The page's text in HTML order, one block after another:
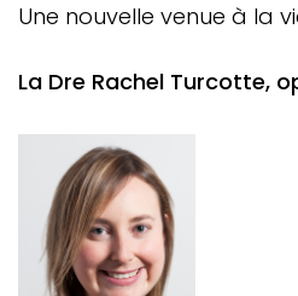
ACTUALITÉS
Une nouvelle venue à la
recommandations pour les
VOTRE PRATIQUE
AVIS DE SUSPENSION
Une nouvelle venue à la
La Dre Rachel Turcotte,